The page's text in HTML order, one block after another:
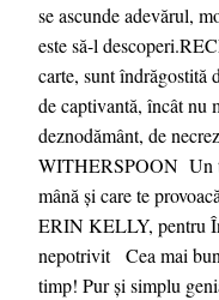
se ascunde adevărul,
este să-l
carte, sunt îndrăgostită
de captivantă, încât nu
deznodământ, de
WITHERSPOON Un
mână și care te
ERIN KELLY, pentru
nepotrivit Cea mai
timp! Pur și simplu